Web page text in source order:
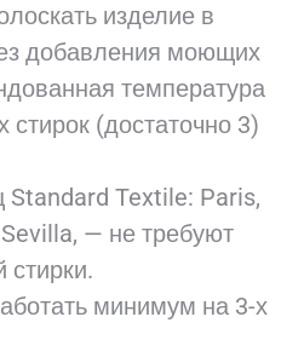
изделие в
добавления моющих
температура
стирок (достаточно 3)
Standard Textile: Paris,
— не требуют
стирки.
минимум на 3-х